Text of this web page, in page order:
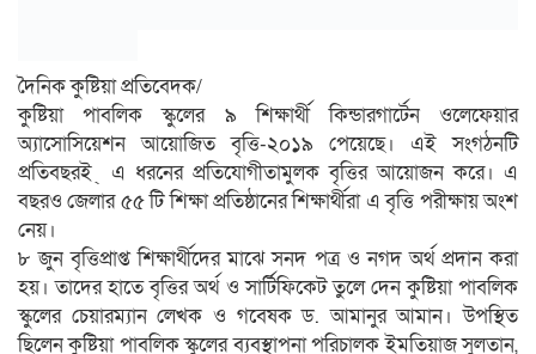
দৈনিক কুষ্টিয়া প্রতিবেদক/
কুষ্টিয়া পাবলিক স্কুলের ৯ শিক্ষার্থী কিন্ডারগার্টেন ওলেফেয়ার
অ্যাসোসিয়েশন আয়োজিত বৃত্তি-২০১৯ পেয়েছে। এই সংগঠনটি
প্রতিবছরই ্ এ ধরনের প্রতিযোগীতামুলক বৃত্তির আয়োজন করে। এ
বছরও জেলার ৫৫ টি শিক্ষা প্রতিষ্ঠানের শিক্ষার্থীরা এ বৃত্তি পরীক্ষায় অংশ
নেয়।
৮ জুন বৃত্তিপ্রাপ্ত শিক্ষার্থীদের মাঝে সনদ পত্র ও নগদ অর্থ প্রদান করা
হয়। তাদের হাতে বৃত্তির অর্থ ও সার্টিফিকেট তুলে দেন কুষ্টিয়া পাবলিক
স্কুলের চেয়ারম্যান লেখক ও গবেষক ড. আমানুর আমান। উপস্থিত
ছিলেন কুষ্টিয়া পাবলিক স্কুলের ব্যবস্থাপনা পরিচালক ইমতিয়াজ সুলতান,